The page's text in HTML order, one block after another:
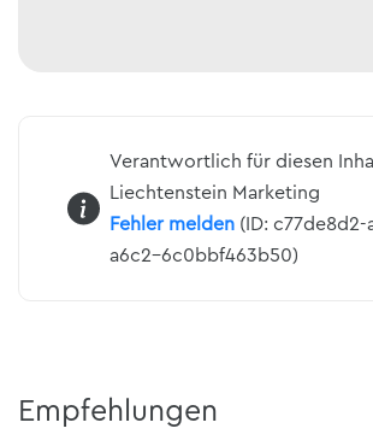
Verantwortlich für diesen
Liechtenstein Marketing
Fehler melden(ID: c77de8d2-
a6c2-6c0bbf463b50)
Empfehlungen